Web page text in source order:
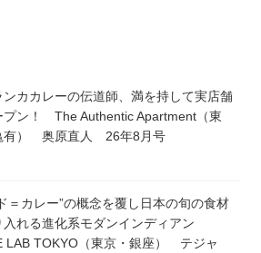
ンカカレーの伝道師、満を持して実店舗
プン！ The Authentic Apartment（東
有） 奥原直人 26年8月号
＝カレー”の概念を覆し日本の旬の食材
入れる進化系モダンインディアン
LAB TOKYO（東京・銀座） テジャ